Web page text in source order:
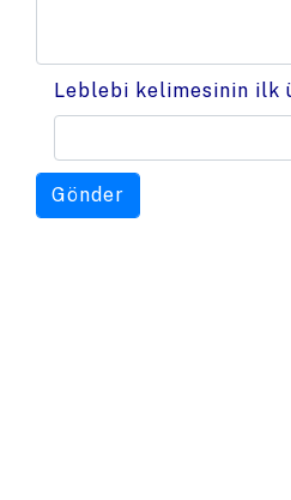
Leblebi kelimesinin ilk